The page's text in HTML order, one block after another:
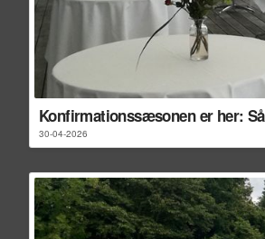
Konfirmationssæsonen er her:
30-04-2026